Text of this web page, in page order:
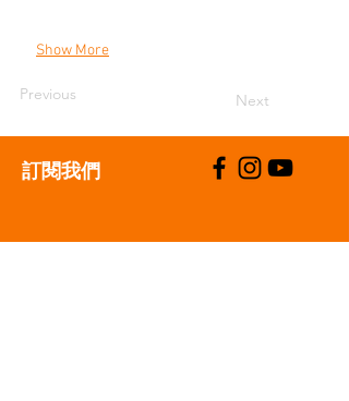
Show More
Previous Next
​訂閱我們